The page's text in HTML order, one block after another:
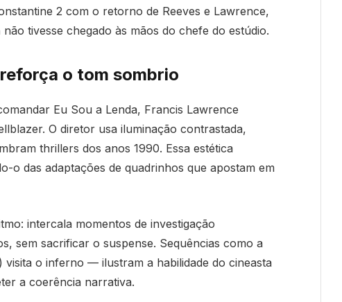
2 com o retorno de Reeves e Lawrence,
tivesse chegado às mãos do chefe do estúdio.
o tom sombrio
Eu Sou a Lenda, Francis Lawrence
O diretor usa iluminação contrastada,
thrillers dos anos 1990. Essa estética
o das adaptações de quadrinhos que apostam em
intercala momentos de investigação
sem sacrificar o suspense. Sequências como a
o inferno — ilustram a habilidade do cineasta
a coerência narrativa.